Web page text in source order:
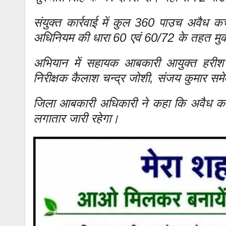
संयुक्त कार्रवाई में कुल 360 पाउच अवैध
अधिनियम की धारा 60 एवं 60/72 के तहत
अभियान में सहायक आबकारी आयुक्त हरीश
निरीक्षक कैलाश चन्द्र जोशी, संजय कुमार
जिला आबकारी अधिकारी ने कहा कि अवैध
लगातार जारी रहेगा।